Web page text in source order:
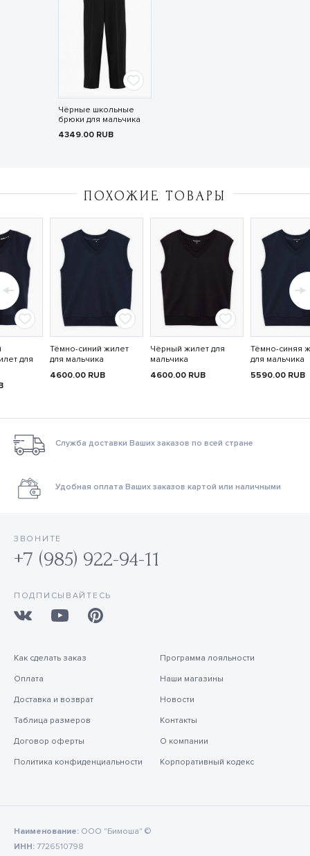
Чёрные школьные
брюки для мальчика
4349.00 RUB
ПОХОЖИЕ ТОВАРЫ
для
Тёмно-синий жилет
для мальчика
4600.00 RUB
Чёрный жилет для
мальчика
4600.00 RUB
Тёмно-синяя
для мальчика
5590.00 RUB
Служба доставки Ваших заказов по всей стране
Удобная оплата Ваших заказов картой или наличными
ЗВОНИТЕ
+7 (985) 922-94-11
ПОДПИСЫВАЙТЕСЬ
Как сделать заказ
Оплата
Доставка и возврат
Таблица размеров
Договор оферты
Политика конфиденциальности
Программа лояльности
Наши магазины
Новости
Контакты
О компании
Корпоративный кодекс
Наименование: ООО "Бимоша" ©
ИНН: 7726510798